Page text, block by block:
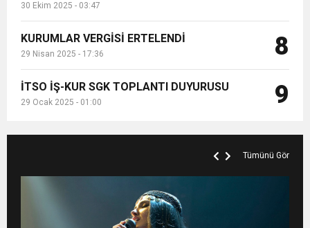
30 Ekim 2025 - 03:47
KURUMLAR VERGİSİ ERTELENDİ
29 Nisan 2025 - 17:36 8
İTSO İŞ-KUR SGK TOPLANTI DUYURUSU
29 Ocak 2025 - 01:00 9
Tümünü Gör